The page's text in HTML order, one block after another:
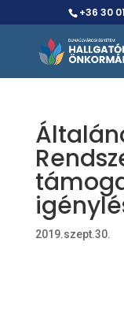
+36 30
2019.szept.30.